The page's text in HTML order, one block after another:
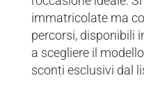
immatricolate ma
percorsi, disponibili
a scegliere il
sconti esclusivi dal